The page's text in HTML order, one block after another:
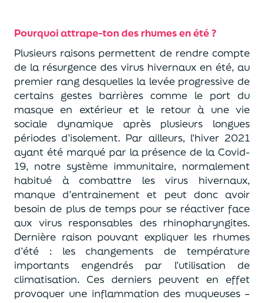
Pourquoi attrape-ton des rhumes en été ?
Plusieurs raisons permettent de rendre compte
de la résurgence des virus hivernaux en été, au
premier rang desquelles la levée progressive de
certains gestes barrières comme le port du
masque en extérieur et le retour à une vie
sociale dynamique après plusieurs longues
périodes d’isolement. Par ailleurs, l’hiver 2021
ayant été marqué par la présence de la Covid-
19, notre système immunitaire, normalement
habitué à combattre les virus hivernaux,
manque d’entrainement et peut donc avoir
besoin de plus de temps pour se réactiver face
aux virus responsables des rhinopharyngites.
Dernière raison pouvant expliquer les rhumes
d’été : les changements de température
importants engendrés par l’utilisation de
climatisation. Ces derniers peuvent en effet
provoquer une inflammation des muqueuses –